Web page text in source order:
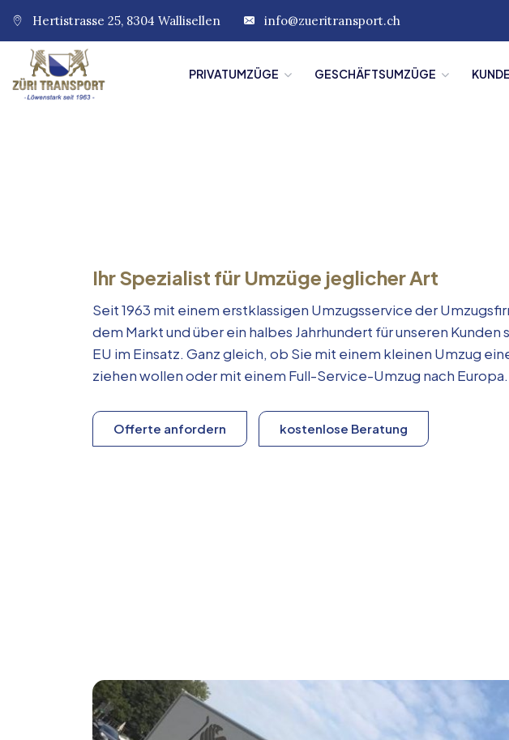
Hertistrasse 25, 8304 Wallisellen info@zueritransport.ch
PRIVATUMZÜGE GESCHÄFTSUMZÜGE
Ihr Spezialist für Umzüge jeglicher Art
Seit 1963 mit einem erstklassigen Umzugsservice der
dem Markt und über ein halbes Jahrhundert für unseren Kunden
EU im Einsatz. Ganz gleich, ob Sie mit einem kleinen Umzug
ziehen wollen oder mit einem Full-Service-Umzug nach Europa.
Offerte anfordern kostenlose Beratung